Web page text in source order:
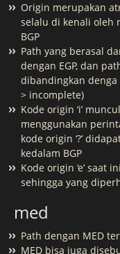
Origin merupakan
selalu di kenali oleh
BGP
Path yang berasal
dengan EGP, dan
dibandingkan denga
> incomplete)
Kode origin ‘i’
menggunakan
kode origin ‘?’
kedalam BGP
Kode origin ‘e’ saat
sehingga yang
med
Path dengan MED
MED bisa juga